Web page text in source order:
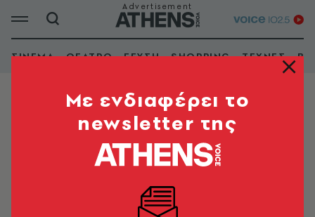
ΣΙΝΕΜΑ ΘΕΑΤΡΟ ΓΕΥΣΗ SHOPPING ΤΕΧΝΕΣ
ΦΙΛΗΣGlass Ακαδημία Πλάτωνος
Mε ενδιαφέρει το
newsletter της